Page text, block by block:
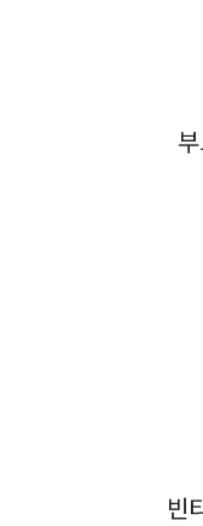
빈